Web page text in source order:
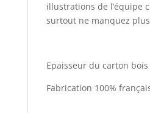
illustrations de l’équipe
surtout ne manquez
Epaisseur du carton
Fabrication 100%